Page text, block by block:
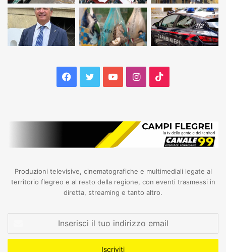
Facebook
TwitterYouTubeInstagram
Produzioni televisive, cinematografiche e multimediali legate al
territorio flegreo e al resto della regione, con eventi trasmessi in
diretta, streaming e tanto altro.
tuo